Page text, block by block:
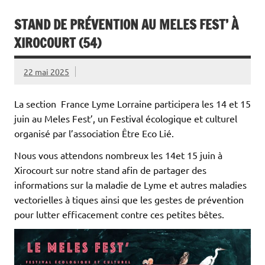
STAND DE PRÉVENTION AU MELES FEST’ À
XIROCOURT (54)
22 mai 2025
La section France Lyme Lorraine participera les 14 et 15
juin au Meles Fest’, un Festival écologique et culturel
organisé par l’association Être Eco Lié.
Nous vous attendons nombreux les 14et 15 juin à
Xirocourt sur notre stand afin de partager des
informations sur la maladie de Lyme et autres maladies
vectorielles à tiques ainsi que les gestes de prévention
pour lutter efficacement contre ces petites bêtes.